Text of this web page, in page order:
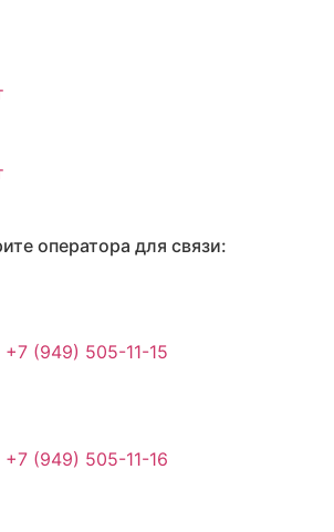
оператора для связи:
+7 (949) 505-11-15
+7 (949) 505-11-16